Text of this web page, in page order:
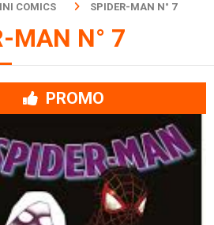
COMICS SPIDER-MAN N° 7
MAN N° 7
PROMO